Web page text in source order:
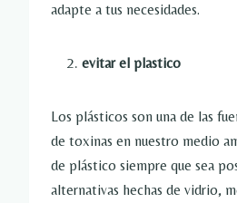
adapte a tus necesidades.
evitar el plastico
Los plásticos son una de las
de toxinas en nuestro medio
de plástico siempre que sea
alternativas hechas de vidrio,